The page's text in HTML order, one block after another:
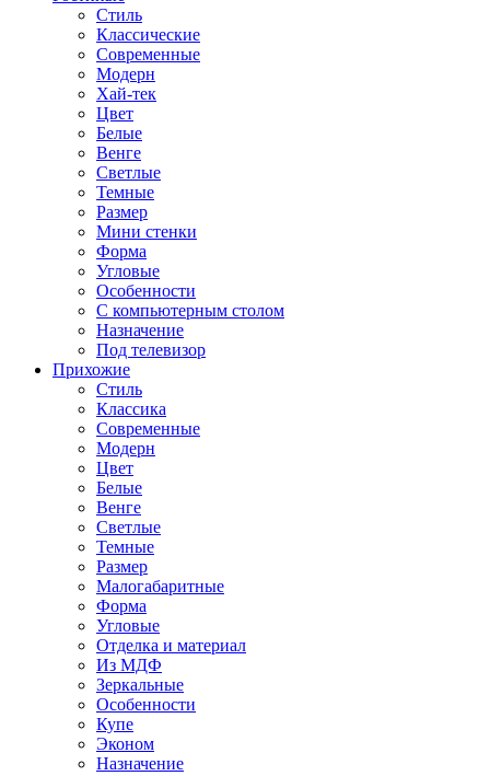
Стиль
Классические
Современные
Модерн
Хай-тек
Цвет
Белые
Венге
Светлые
Темные
Размер
Мини стенки
Форма
Угловые
Особенности
С компьютерным столом
Назначение
Под телевизор
Прихожие
Стиль
Классика
Современные
Модерн
Цвет
Белые
Венге
Светлые
Темные
Размер
Малогабаритные
Форма
Угловые
Отделка и материал
Из МДФ
Зеркальные
Особенности
Купе
Эконом
Назначение